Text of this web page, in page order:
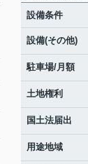
設備条件
設備(その他)
駐車場/月額
土地権利
国土法届出
用途地域